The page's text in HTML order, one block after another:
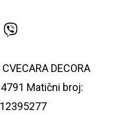
DECORA
Matični broj: